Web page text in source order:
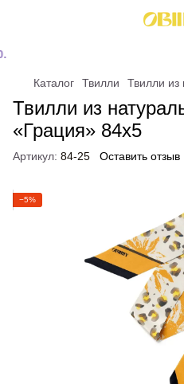
Каталог Твилли Твилли из
Твилли из
«Грация» 84x5
Артикул: 84-25 Оставить отзыв
−5%